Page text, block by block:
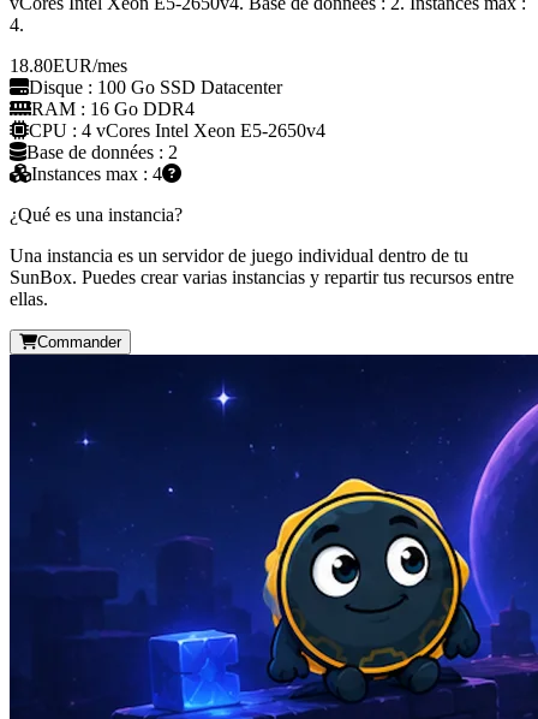
4.
18.80EUR/mes
Disque : 100 Go SSD Datacenter
RAM : 16 Go DDR4
CPU : 4 vCores Intel Xeon E5-2650v4
Base de données : 2
Instances max : 4
¿Qué es una instancia?
Una instancia es un servidor de juego individual dentro de tu
SunBox. Puedes crear varias instancias y repartir tus recursos entre
ellas.
Commander